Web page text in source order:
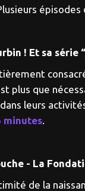
épisodes
! Et sa série
plus que
leurs
minutes.
- La
de la